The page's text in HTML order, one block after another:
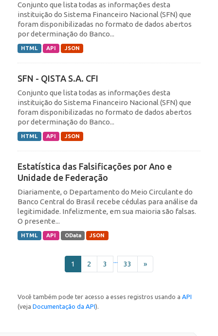
Conjunto que lista todas as informações desta
instituição do Sistema Financeiro Nacional (SFN) que
foram disponibilizadas no formato de dados abertos
por determinação do Banco...
HTML API JSON
SFN - QISTA S.A. CFI
Conjunto que lista todas as informações desta
instituição do Sistema Financeiro Nacional (SFN) que
foram disponibilizadas no formato de dados abertos
por determinação do Banco...
HTML API JSON
Estatística das Falsificações por Ano e
Unidade de Federação
Diariamente, o Departamento do Meio Circulante do
Banco Central do Brasil recebe cédulas para análise da
legitimidade. Infelizmente, em sua maioria são falsas.
O presente...
HTML API OData JSON
1 2 3 ... 33 »
Você também pode ter acesso a esses registros usando a API
(veja Documentação da API).